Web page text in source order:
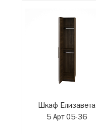
Шкаф Елизавета
5 Арт 05-36